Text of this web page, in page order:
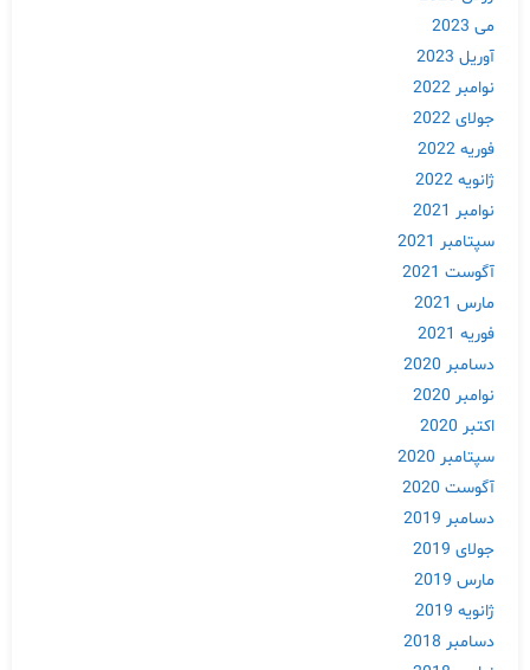
می 2023
آوریل 2023
نوامبر 2022
جولای 2022
فوریه 2022
ژانویه 2022
نوامبر 2021
سپتامبر 2021
آگوست 2021
مارس 2021
فوریه 2021
دسامبر 2020
نوامبر 2020
اکتبر 2020
سپتامبر 2020
آگوست 2020
دسامبر 2019
جولای 2019
مارس 2019
ژانویه 2019
دسامبر 2018